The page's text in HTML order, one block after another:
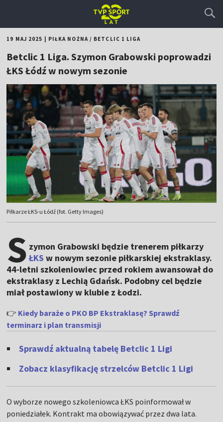
19 MAJ 2025 PIŁKA NOŻNA/ BETCLIC 1 LIGA
Betclic 1 Liga. Szymon Grabowski poprowadzi
ŁKS Łódź w nowym sezonie
Piłkarze ŁKS-u Łódź (fot. Getty Images)
S zymon Grabowski będzie trenerem piłkarzy
ŁKS w nowym sezonie piłkarskiej ekstraklasy.
44-letni szkoleniowiec przed rokiem awansował do
ekstraklasy z Lechią Gdańsk. Podobny cel będzie
miał postawiony w klubie z Łodzi.
👉 Kiedy baraże o PKO BP Ekstraklasę? Sprawdź
terminarz i plan transmisji
Sprawdź aktualną tabelę Betclic 1 Ligi
Zobacz klasyfikację strzelców Betclic 1 Ligi
O wyborze nowego szkoleniowca ŁKS poinformował w
poniedziałek. Kontrakt ma obowiązywać przez dwa lata.